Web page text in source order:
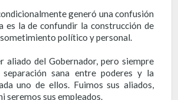
generó una confusión
es la de confundir la construcción de
político y personal.
aliado del Gobernador, pero siempre
separación sana entre poderes y la
uno de ellos. Fuimos sus aliados,
seremos sus empleados.